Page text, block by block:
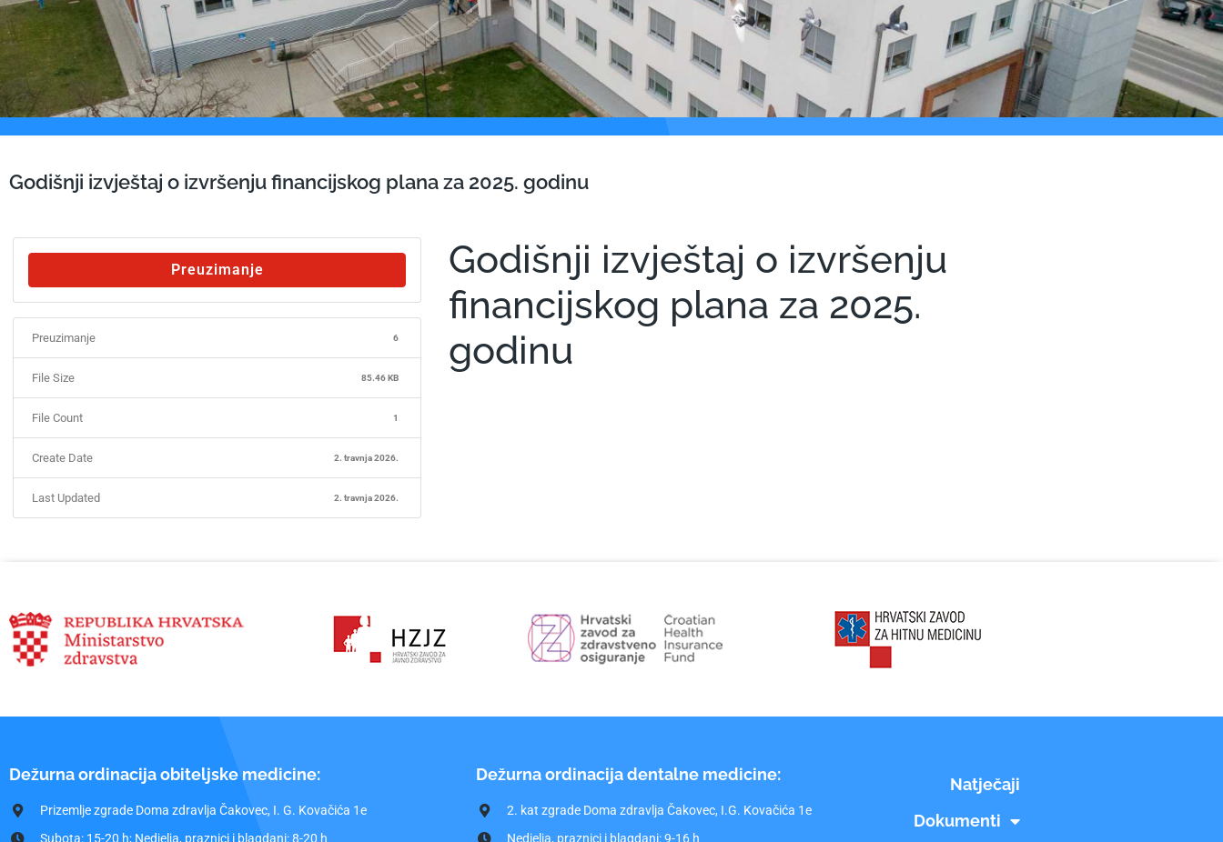
Godišnji izvještaj o izvršenju financijskog plana za 2025. godinu
Preuzimanje
Preuzimanje 6
File Size 85.46 KB
File Count 1
Create Date 2. travnja 2026.
Last Updated 2. travnja 2026.
Godišnji izvještaj o izvršenju
financijskog plana za 2025.
godinu
Dežurna ordinacija obiteljske medicine:
Prizemlje zgrade Doma zdravlja Čakovec, I. G. Kovačića 1e
Subota: 15-20 h; Nedjelja, praznici i blagdani: 8-20 h
Dežurna ordinacija dentalne medicine:
2. kat zgrade Doma zdravlja Čakovec, I.G. Kovačića 1e
Nedjelja, praznici i blagdani: 9-16 h
Natječaji
Dokumenti